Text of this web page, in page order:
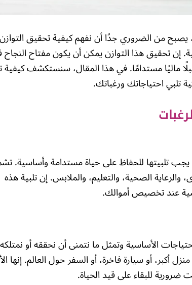
يصبح من الضروري جدًا أن نفهم كيفية تحقيق التوازن
إن تحقيق هذا التوازن يمكن أن يكون مفتاح
ماليًا مستدامًا. في هذا المقال، سنستكشف
تلبي احتياجاتك ورغباتك.
يجب تلبيتها للحفاظ على حياة مستدامة وأساسية.
والرعاية الصحية، والتعليم، والملابس. إن تلبية هذه
عند تخصيص أموالك.
الأساسية وتمثل ما نتمنى أن نحققه أو
أكبر، أو سيارة فاخرة، أو السفر حول العالم. إنها
ضرورية للبقاء على قيد الحياة.